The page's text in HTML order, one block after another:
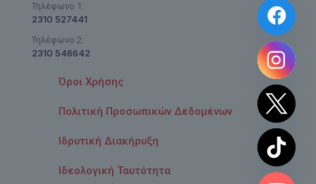
2310 527441
Τηλέφωνο 1:
2310 546642
Τηλέφωνο 2:
Όροι Χρήσης
Πολιτική Προσωπικών Δεδομένων
Ιδρυτική Διακήρυξη
Ιδεολογική Ταυτότητα